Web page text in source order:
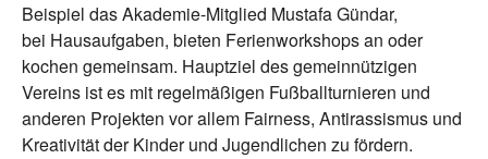
Beispiel das Akademie-Mitglied Mustafa Gündar,
bei Hausaufgaben, bieten Ferienworkshops an oder
kochen gemeinsam. Hauptziel des gemeinnützigen
Vereins ist es mit regelmäßigen Fußballturnieren und
anderen Projekten vor allem Fairness, Antirassismus und
Kreativität der Kinder und Jugendlichen zu fördern.